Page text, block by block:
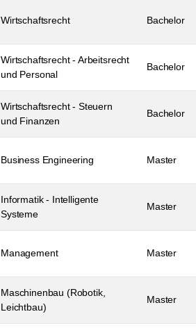
Wirtschaftsrecht Bachelor
Wirtschaftsrecht - Arbeitsrecht
und Personal
Bachelor
Wirtschaftsrecht - Steuern
und Finanzen
Bachelor
Business Engineering Master
Informatik - Intelligente
Systeme
Master
Management Master
Maschinenbau (Robotik,
Leichtbau)
Master